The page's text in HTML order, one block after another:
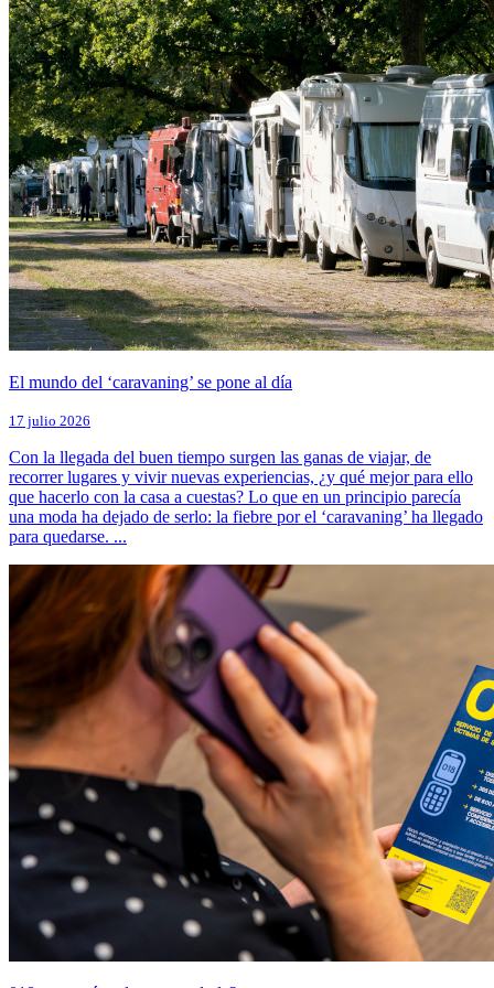
El mundo del ‘caravaning’ se pone al día
17 julio 2026
Con la llegada del buen tiempo surgen las ganas de viajar, de
recorrer lugares y vivir nuevas experiencias, ¿y qué mejor para ello
que hacerlo con la casa a cuestas? Lo que en un principio parecía
una moda ha dejado de serlo: la fiebre por el ‘caravaning’ ha llegado
para quedarse. ...